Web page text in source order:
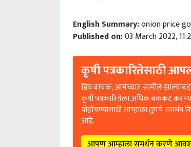
English Summary: onion price
Published on:03 March 2022,
कृषी पत्रकारितेसाठी
प्रिय वाचक, आमच्यात सामील
कृषी पत्रकारितेला अधिक बळकट
पोहोचण्यासाठी आम्हाला तुमचे
आहे.
आपण आम्हाला समर्थन करणे